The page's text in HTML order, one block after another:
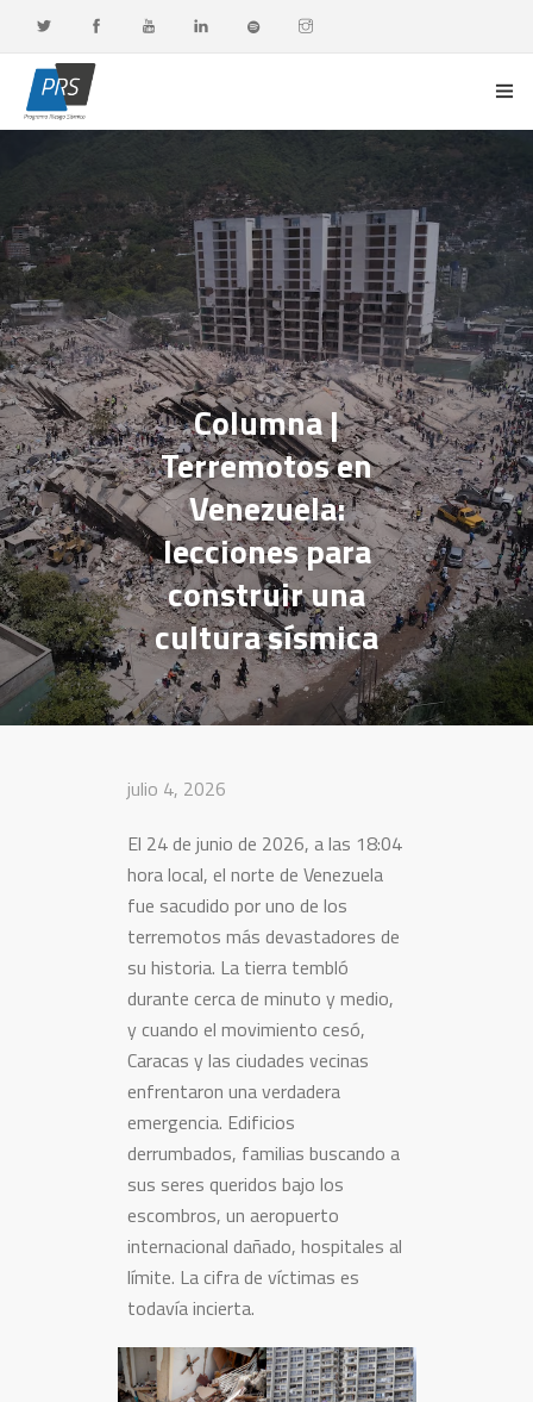
LÍNEAS DE INVESTIGACIÓN
OBSERVATORIO G-DATA
DOCENCIA Y FORMACIÓN CONTINUA
DIFUSIÓN Y VALORACIÓN CIUDADANA
Columna |
Terremotos en
Venezuela:
lecciones para
construir una
cultura sísmica
julio 4, 2026
El 24 de junio de 2026, a las 18:04
hora local, el norte de Venezuela
fue sacudido por uno de los
terremotos más devastadores de
su historia. La tierra tembló
durante cerca de minuto y medio,
y cuando el movimiento cesó,
Caracas y las ciudades vecinas
enfrentaron una verdadera
emergencia. Edificios
derrumbados, familias buscando a
sus seres queridos bajo los
escombros, un aeropuerto
internacional dañado, hospitales al
límite. La cifra de víctimas es
todavía incierta.